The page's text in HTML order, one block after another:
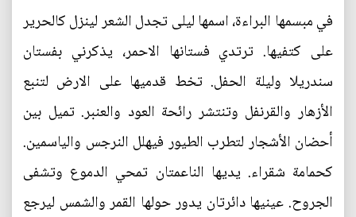
في مبسمها البراءة، اسمها ليلى تجدل الشعر لينزل كالحرير
على كتفيها. ترتدي فستانها الاحمر، يذكرني بفستان
سندريلا وليلة الحفل. تخط قدميها على الارض لتنبع
الأزهار والقرنفل وتنتشر رائحة العود والعنبر. تميل بين
أحضان الأشجار لتطرب الطيور فيهلل النرجس والياسمين.
كحمامة شقراء. يديها الناعمتان تمحي الدموع وتشفى
الجروح. عينيها دائرتان يدور حولها القمر والشمس ليرجع